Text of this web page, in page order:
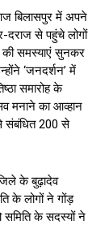
बिलासपुर में अपने
दराज से पहुंचे लोगों
की समस्याएं सुनकर
‘जनदर्शन’ में
समारोह के
मनाने का आव्हान
संबंधित 200 से
के बुढ़ादेव
के लोगों ने गोंड़
समिति के सदस्यों ने